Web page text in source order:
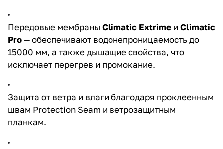
Передовые мембраны Climatic Extrime и Climatic
Pro— обеспечивают водонепроницаемость до
15000 мм, а также дышащие свойства, что
исключает перегрев и промокание.
Защита от ветра и влаги благодаря проклеенным
швам Protection Seam и ветрозащитным
планкам.